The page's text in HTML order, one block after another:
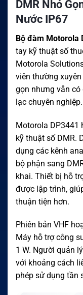
DMR Nhỏ
Nước IP67
Bộ đàm Motorola
tay kỹ thuật số
Motorola
viên thường
gọn nhưng vẫn
lạc chuyên nghiệp.
Motorola DP3441
kỹ thuật số DMR.
dụng các kênh
bộ phận sang
khai. Thiết bị hỗ
được lập trình,
thuận tiện hơn.
Phiên bản VHF
Máy hỗ trợ công
1 W. Người quản
với khoảng cách
phép sử dụng tần